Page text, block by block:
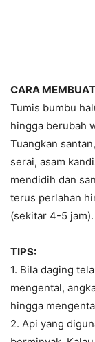
CARA
Tumis bumbu
hingga berubah
Tuangkan
serai, asam
mendidih dan
terus perlahan
(sekitar 4-5
TIPS:
1. Bila daging
mengental,
hingga
2. Api yang